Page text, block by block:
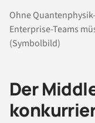
Ohne
Enterprise-Teams
(Symbolbild)
Der